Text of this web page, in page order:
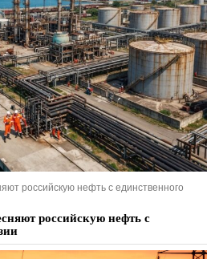
российскую нефть с единственного
российскую нефть с